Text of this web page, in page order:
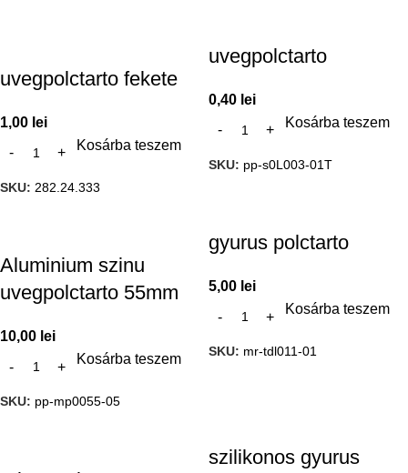
uvegpolctarto fekete
1,00 lei
Kosárba teszem
SKU: 282.24.333
uvegpolctarto
0,40 lei
Kosárba teszem
SKU: pp-s0L003-01T
Aluminium szinu
uvegpolctarto 55mm
10,00 lei
Kosárba teszem
SKU: pp-mp0055-05
gyurus polctarto
5,00 lei
Kosárba teszem
SKU: mr-tdl011-01
szilikonos gyurus